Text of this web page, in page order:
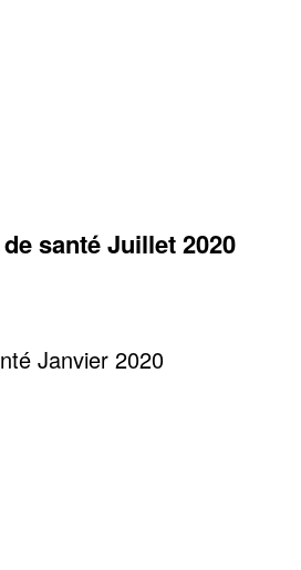
santé Juillet 2020